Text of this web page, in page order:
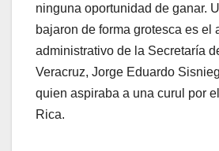
ninguna oportunidad de ganar.
bajaron de forma grotesca es el
administrativo de la Secretaría
Veracruz, Jorge Eduardo
quien aspiraba a una curul por
Rica.